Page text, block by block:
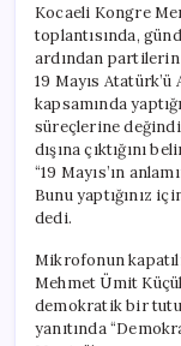
Kocaeli Kongre
toplantısında,
ardından partilerin
19 Mayıs
kapsamında
süreçlerine
dışına çıktığını
“19 Mayıs’ın
Bunu yaptığınız
dedi.
Mikrofonun
Mehmet Ümit
demokratik bir
yanıtında